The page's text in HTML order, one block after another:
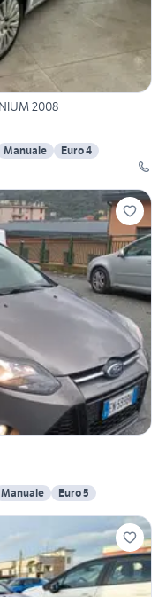
2008
Manuale
Euro 4
Manuale Euro 5